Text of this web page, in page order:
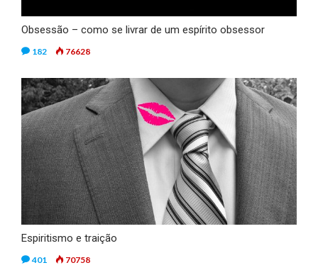
Obsessão – como se livrar de um espírito obsessor
182 76628
Espiritismo e traição
401 70758